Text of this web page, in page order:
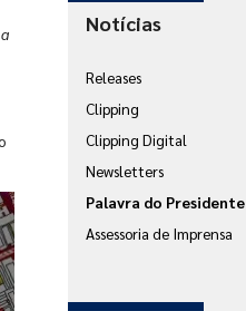
Notícias
Releases
Clipping
Clipping Digital
Newsletters
Palavra do Presidente
Assessoria de Imprensa